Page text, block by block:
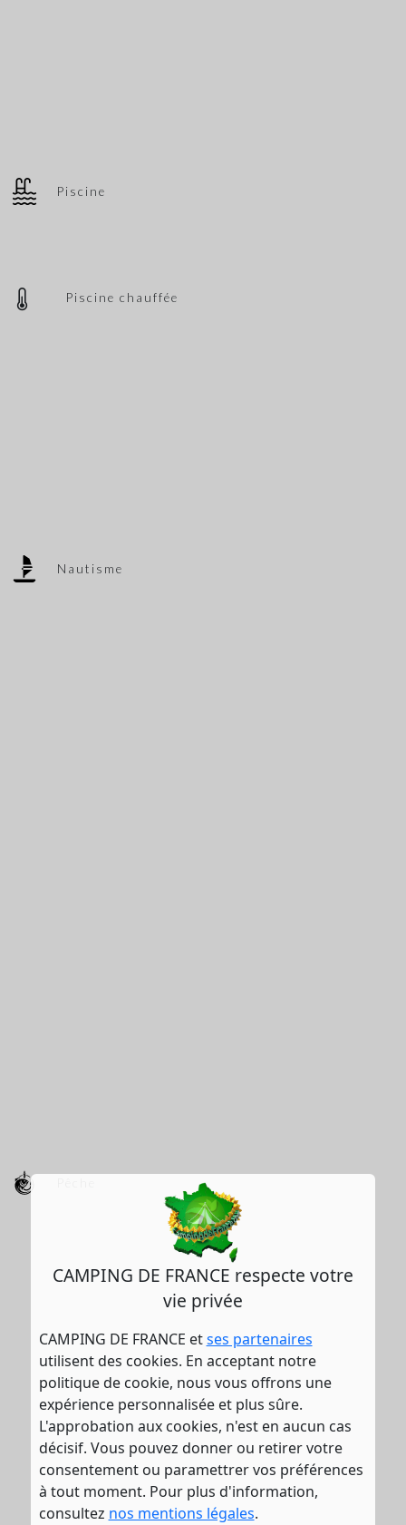
CAMPING DE FRANCE respecte votre
vie privée
CAMPING DE FRANCE etses partenaires
utilisent des cookies. En acceptant notre
politique de cookie, nous vous offrons une
expérience personnalisée et plus sûre.
L'approbation aux cookies, n'est en aucun cas
décisif. Vous pouvez donner ou retirer votre
consentement ou paramettrer vos préférences
à tout moment. Pour plus d'information,
consultez nos mentions légales.
Piscine
Piscine chauffée
Nautisme